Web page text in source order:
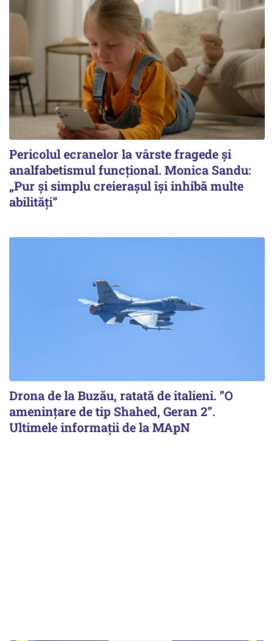
Pericolul ecranelor la vârste fragede și
analfabetismul funcțional. Monica Sandu:
„Pur și simplu creierașul își inhibă multe
abilități”
Drona de la Buzău, ratată de italieni. ”O
amenințare de tip Shahed, Geran 2”.
Ultimele informații de la MApN